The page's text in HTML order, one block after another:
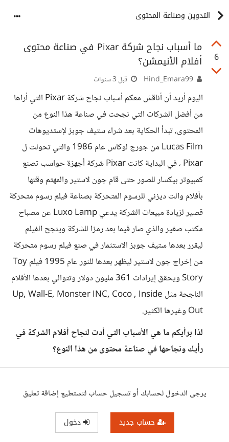
التدوين وصناعة المحتوى
6
ما أسباب نجاح شركة Pixar في صناعة محتوى
أفلام الأنيمشن؟
قبل 3 سنوات
اليوم أريد أن أناقش معكم أسباب نجاح شركة Pixar التي أراها
من أفضل الشركات التي نجحت في صناعة هذا النوع من
المحتوى، تبدأ الحكاية بعد شراء ستيف جوبز لإستديوهات
Lucas Film من جورج لوكاس عام 1986 والتي تحولت ل
Pixar ، في البداية كانت Pixar شركة أجهزة حواسب تصنع
كمبيوتر بيكسار للصور حتى قام جون لاستير والمهتم وقتها
بأفلام والت ديزني للرسوم المتحركة بصناعة فيلم رسوم متحركة
قصير لزيادة مبيعات الشركة يدعي Luxo Lamp عن مصباح
مكتب صغير والذي صار فيما بعد رمزا للشركة وينجح الفيلم
ليقرر بعدها ستيف جوبز الاستثمار في صنع فيلم رسوم متحركة
من إخراج جون لاستير ليظهر بعدها للنور عام 1995 فيلم Toy
Story ويحقق إيرادات 361 مليون دولار وتتوالي بعدها الأفلام
الناجحة مثل Up, Wall-E, Monster INC, Coco , Inside
Out وغيرها الكثير.
لذا برأيكم ما هي الأسباب التي أدت لنجاح أفلام الشركة في
رأيك ونجاحها في صناعة محتوى من هذا النوع؟
يرجى الدخول لحسابك أو تسجيل حساب لتستطيع إضافة تعليق
حساب جديد دخول